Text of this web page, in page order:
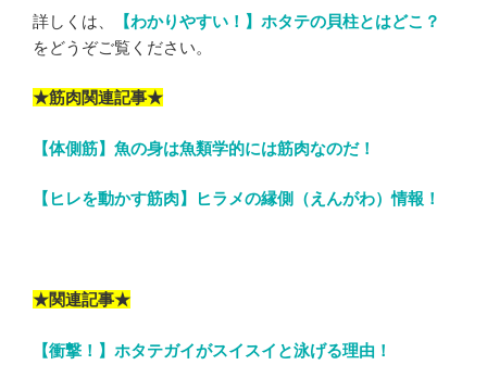
詳しくは、
【わかりやすい！】ホタテの貝柱とはどこ？
をどうぞご覧ください。
★筋肉関連記事★
【体側筋】魚の身は魚類学的には筋肉なのだ！
【ヒレを動かす筋肉】ヒラメの縁側（えんがわ）情報！
★関連記事★
【衝撃！】ホタテガイがスイスイと泳げる理由！